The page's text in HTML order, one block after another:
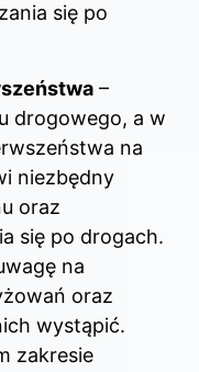
się po
–
drogowego, a w
na
niezbędny
oraz
się po drogach.
na
oraz
wystąpić.
zakresie